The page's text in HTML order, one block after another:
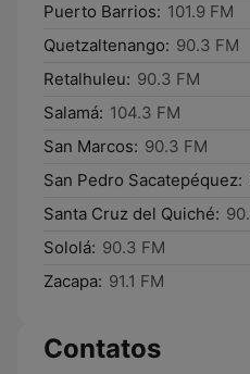
Puerto Barrios: 101.9 FM
Quetzaltenango: 90.3 FM
Retalhuleu: 90.3 FM
Salamá: 104.3 FM
San Marcos: 90.3 FM
San Pedro Sacatepéquez:
Santa Cruz del Quiché:
Sololá: 90.3 FM
Zacapa: 91.1 FM
Contatos